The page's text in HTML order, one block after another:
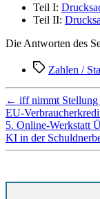
Teil I:
Teil II:
Die Antworten des
Schlagwörter
Zahlen /
← iff nimmt Stellung
5. Online-Werkstatt
KI in der